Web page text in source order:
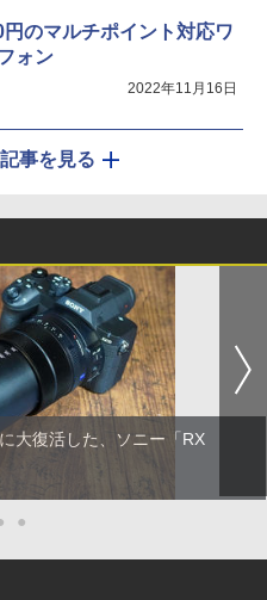
のマルチポイント対応ワ
ォン
2022年11月16日
事を見る
大復活した、ソニー「RX
●